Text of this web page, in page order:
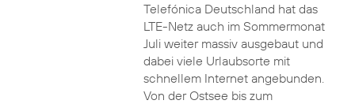
Telefónica Deutschland hat das
LTE-Netz auch im Sommermonat
Juli weiter massiv ausgebaut und
dabei viele Urlaubsorte mit
schnellem Internet angebunden.
Von der Ostsee bis zum